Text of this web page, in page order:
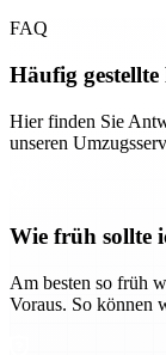
FAQ
Häufig gestellte
Hier finden Sie
unseren
Wie früh sollte
Am besten so früh
Voraus. So können